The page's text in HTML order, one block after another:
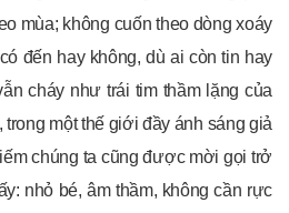
mùa; không cuốn theo dòng xoáy
đến hay không, dù ai còn tin hay
cháy như trái tim thầm lặng của
trong một thế giới đầy ánh sáng giả
chúng ta cũng được mời gọi trở
nhỏ bé, âm thầm, không cần rực